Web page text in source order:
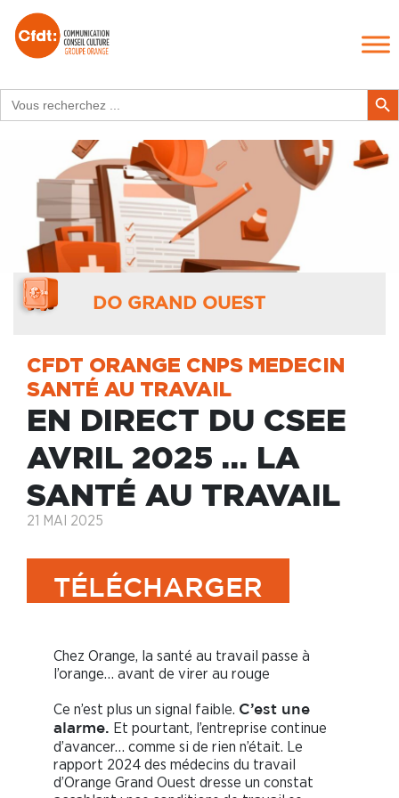
for:
Search
DO GRAND OUEST
CFDT ORANGE CNPS MEDECIN
SANTÉ AU TRAVAIL
EN DIRECT DU CSEE
AVRIL 2025 … LA
SANTÉ AU TRAVAIL
21 MAI 2025
TÉLÉCHARGER
Chez Orange, la santé au travail passe à
l’orange… avant de virer au rouge
Ce n’est plus un signal faible. C’est une
alarme. Et pourtant, l’entreprise continue
d’avancer… comme si de rien n’était. Le
rapport 2024 des médecins du travail
d’Orange Grand Ouest dresse un constat